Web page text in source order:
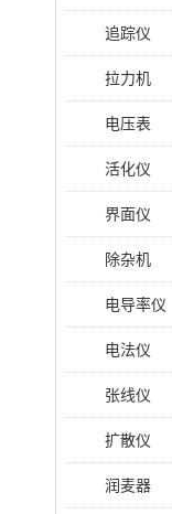
追踪仪
拉力机
电压表
活化仪
界面仪
除杂机
电导率仪
电法仪
张线仪
扩散仪
润麦器